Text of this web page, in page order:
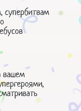
супербитвам
вашем